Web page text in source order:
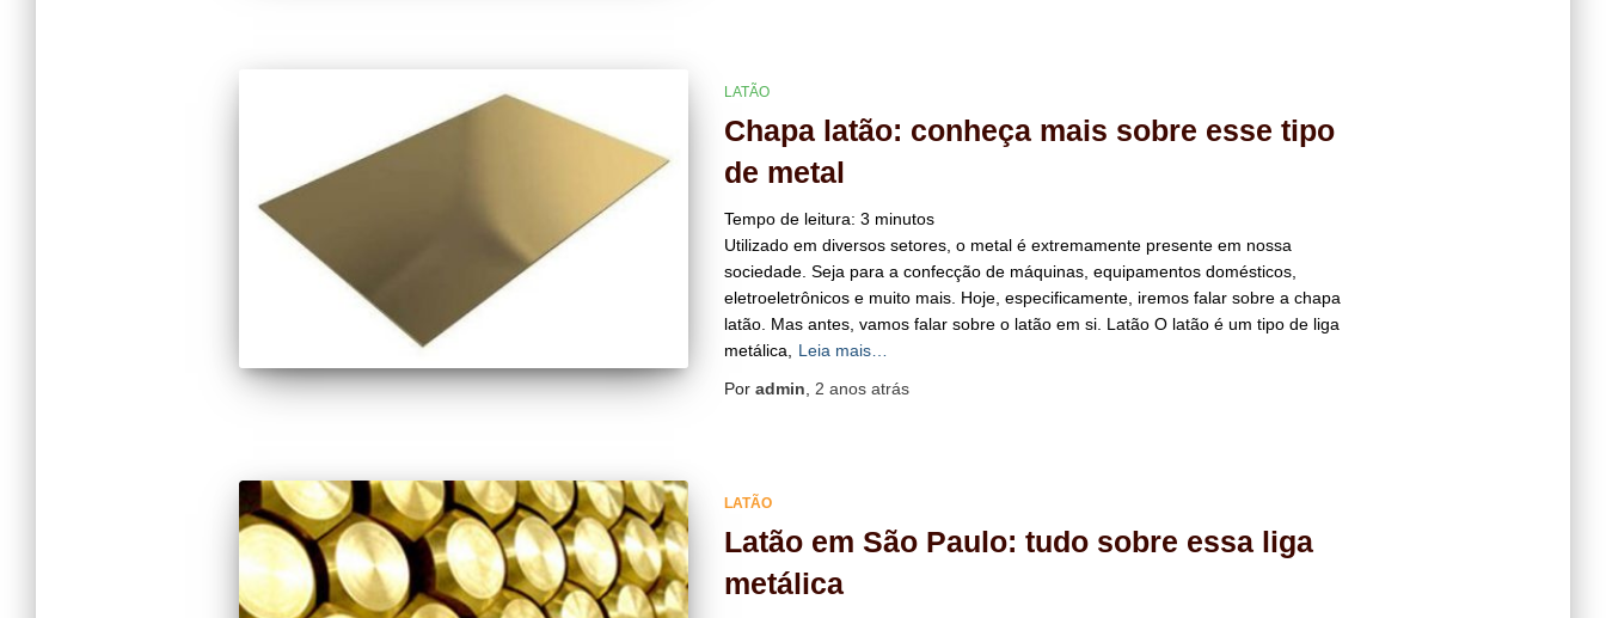
LATÃO
Chapa latão: conheça mais sobre esse tipo
de metal
Tempo de leitura: 3 minutos
Utilizado em diversos setores, o metal é extremamente presente em nossa
sociedade. Seja para a confecção de máquinas, equipamentos domésticos,
eletroeletrônicos e muito mais. Hoje, especificamente, iremos falar sobre a chapa
latão. Mas antes, vamos falar sobre o latão em si. Latão O latão é um tipo de liga
metálica,
Leia mais…
Por admin 2 anosatrás
LATÃO
Latão em São Paulo: tudo sobre essa liga
metálica